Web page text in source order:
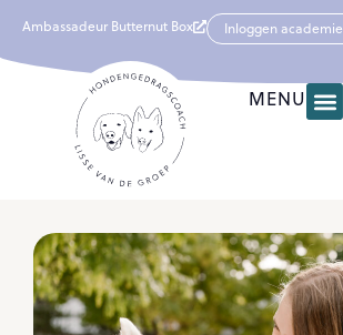
Ambassadeur Butternut Box Inloggen academie
MENU